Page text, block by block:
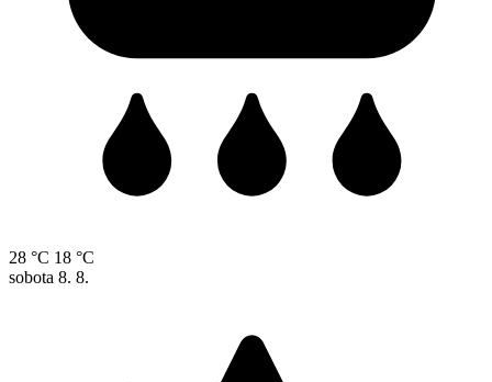
28 °C 18 °C
sobota 8. 8.